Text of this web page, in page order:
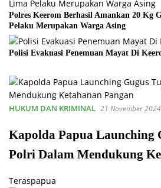
Polres Keerom Berhasil Amankan 20 Kg
Pelaku Merupakan Warga Asing
Polisi Evakuasi Penemuan Mayat Di
HUKUM DAN KRIMINAL 21 November 2024
Kapolda Papua Launching
Polri Dalam Mendukung
Teraspapua